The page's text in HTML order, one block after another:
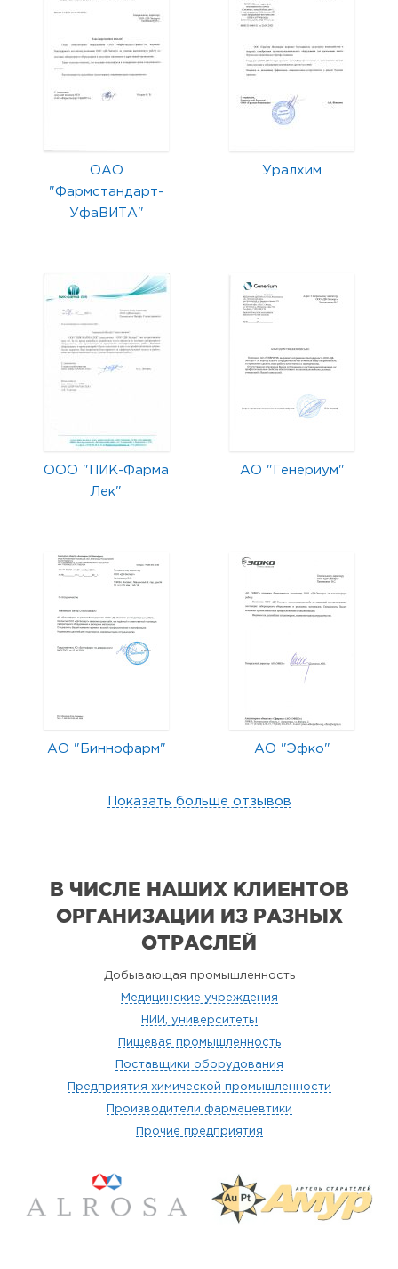
ОАО
"Фармстандарт-
УфаВИТА"
Уралхим
ООО "ПИК-Фарма
Лек"
АО "Генериум"
АО "Биннофарм" АО "Эфко"
Показать больше отзывов
В ЧИСЛЕ НАШИХ КЛИЕНТОВ
ОРГАНИЗАЦИИ ИЗ РАЗНЫХ
ОТРАСЛЕЙ
Добывающая промышленность
Медицинские учреждения
НИИ, университеты
Пищевая промышленность
Поставщики оборудования
Предприятия химической промышленности
Производители фармацевтики
Прочие предприятия